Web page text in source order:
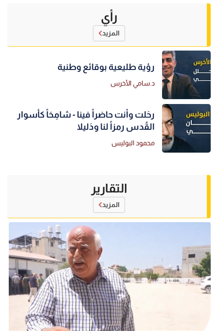
رأي
المزيد
رؤية طليعية بوقائع وطنية
د.سامي الأخرس
رحَلت وأنت حاضراً فينا - شامِخاً كأسوار
القُدس رمزاً لنا ودَليلا
محمود البوليس
التقارير
المزيد